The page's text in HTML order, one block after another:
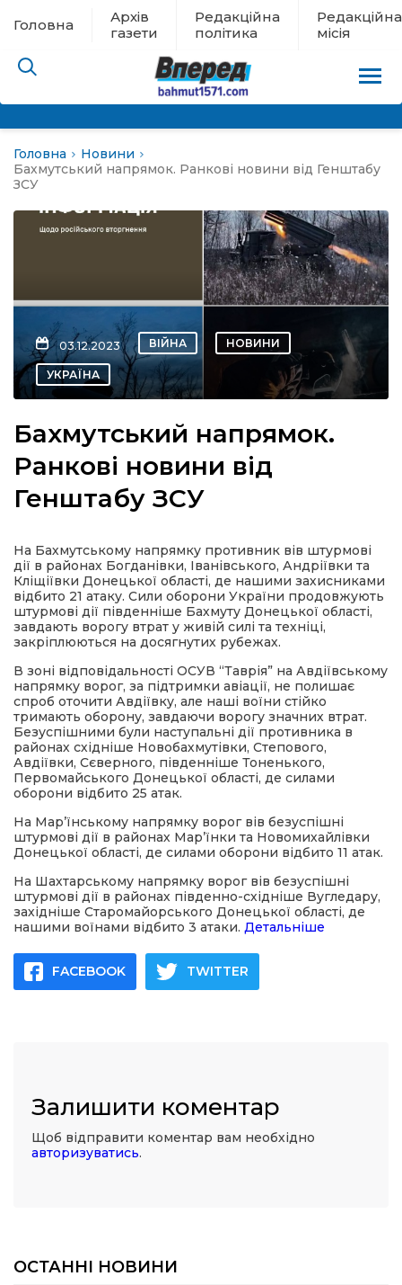
Головна
Архів
газети
Редакційна
політика
Редакційна
місія
евакуації
новини
політика
місія
Головна
Новини
Бахмутський напрямок. Ранкові новини від Генштабу
ЗСУ
03.12.2023 ВІЙНА НОВИНИ
УКРАЇНА
Бахмутський напрямок.
Ранкові новини від
Генштабу ЗСУ
На Бахмутському напрямку противник вів штурмові
дії в районах Богданівки, Іванівського, Андріївки та
Кліщіївки Донецької області, де нашими захисниками
відбито 21 атаку. Сили оборони України продовжують
штурмові дії південніше Бахмуту Донецької області,
завдають ворогу втрат у живій силі та техніці,
закріплюються на досягнутих рубежах.
В зоні відповідальності ОСУВ “Таврія” на Авдіївському
напрямку ворог, за підтримки авіації, не полишає
спроб оточити Авдіївку, але наші воїни стійко
тримають оборону, завдаючи ворогу значних втрат.
Безуспішними були наступальні дії противника в
районах східніше Новобахмутівки, Степового,
Авдіївки, Сєверного, південніше Тоненького,
Первомайського Донецької області, де силами
оборони відбито 25 атак.
На Мар’їнському напрямку ворог вів безуспішні
штурмові дії в районах Мар’їнки та Новомихайлівки
Донецької області, де силами оборони відбито 11 атак.
На Шахтарському напрямку ворог вів безуспішні
штурмові дії в районах південно-східніше Вугледару,
західніше Старомайорського Донецької області, де
нашими воїнами відбито 3 атаки. Детальніше
FACEBOOK TWITTER
Залишити коментар
Щоб відправити коментар вам необхідно
авторизуватись.
ОСТАННІ НОВИНИ